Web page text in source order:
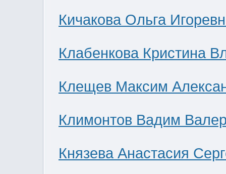
Кичакова Ольга
Клабенкова Кристина
Клещев Максим
Климонтов Вадим
Князева Анастасия